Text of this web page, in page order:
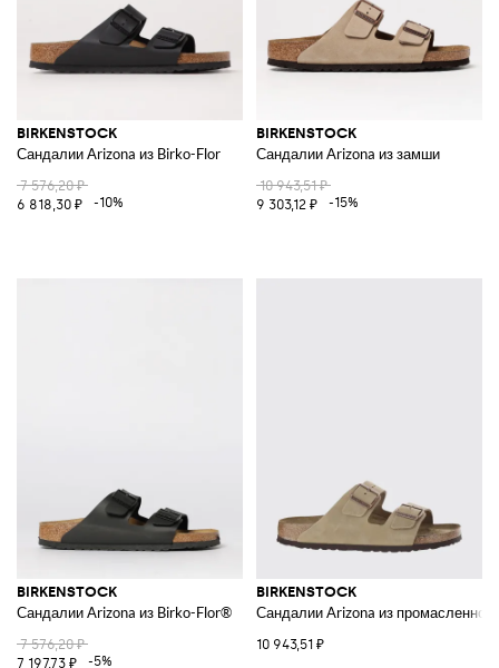
BIRKENSTOCK
Сандалии Arizona из Birko-Flor
7 576,20 ₽
6 818,30 ₽
-10%
BIRKENSTOCK
Сандалии Arizona из замши
10 943,51 ₽
9 303,12 ₽
-15%
BIRKENSTOCK
Сандалии Arizona из Birko-Flor®
7 576,20 ₽
7 197,73 ₽
-5%
BIRKENSTOCK
Сандалии Arizona из промасленной
10 943,51 ₽